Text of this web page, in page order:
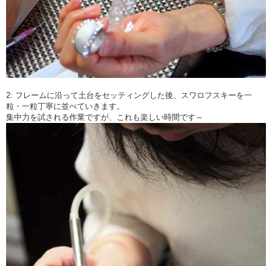
2: フレームに沿って土台をセッティングした後、スワロフスキーを一
粒・一粒丁寧に並べていきます。
集中力を試される作業ですが、これも楽しい時間です～